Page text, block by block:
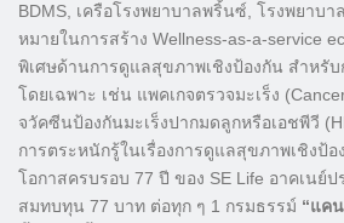
BDMS, เครือโรงพยาบาลพริ้นซ์, โรงพยาบ
หมายในการสร้าง Wellness-as-a-service
พิเศษด้านการดูแลสุขภาพเชิงป้องกัน สำหรับ
โดยเฉพาะ เช่น แพคเกจตรวจมะเร็ง
จวัคซีนป้องกันมะเร็งปากมดลูกหรือเอชพีวี
การตระหนักรู้ในเรื่องการดูแลสุขภาพเชิงป้
โอกาสครบรอบ 77 ปี ของ SE Life อาคเนย์
สมทบทุน 77 บาท ต่อทุก ๆ 1 กรมธรรม์ “แค